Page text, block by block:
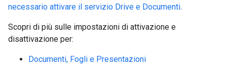
necessario attivare il servizio Drive e Documenti.
Scopri di più sulle impostazioni di attivazione e
disattivazione per:
Documenti, Fogli e Presentazioni